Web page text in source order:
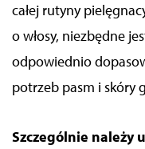
całej rutyny
o włosy, niezbędne
odpowiednio
potrzeb pasm i skóry
Szczególnie należy